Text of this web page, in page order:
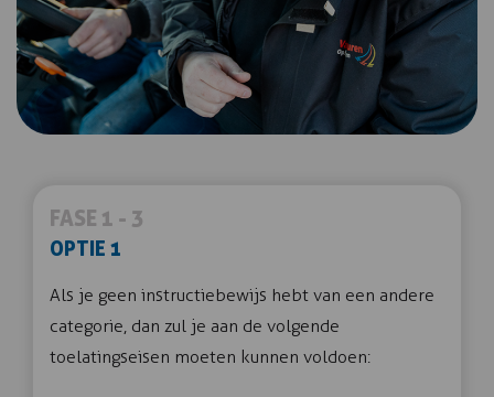
FASE 1 - 3
OPTIE 1
Als je geen instructiebewijs hebt van een andere
categorie, dan zul je aan de volgende
toelatingseisen moeten kunnen voldoen: